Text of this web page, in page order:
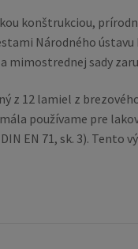
konštrukciou,
Národného
mimostrednej sady
z 12 lamiel z
používame pre
EN 71, sk. 3). Tento